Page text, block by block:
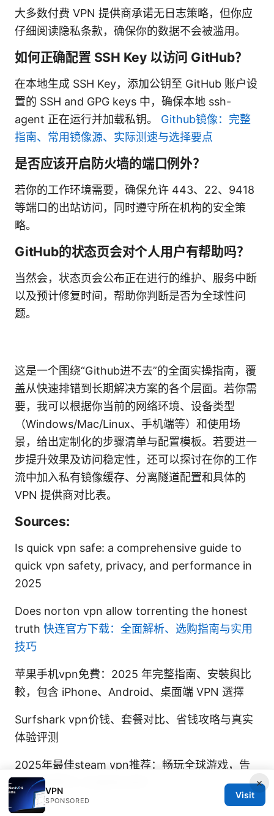
大多数付费 VPN 提供商承诺无日志策略，但你应
仔细阅读隐私条款，确保你的数据不会被滥用。
如何正确配置 SSH Key 以访问 GitHub？
在本地生成 SSH Key，添加公钥至 GitHub 账户设
置的 SSH and GPG keys 中，确保本地 ssh-
agent 正在运行并加载私钥。 Github镜像：完整
指南、常用镜像源、实际测速与选择要点
是否应该开启防火墙的端口例外？
若你的工作环境需要，确保允许 443、22、9418
等端口的出站访问，同时遵守所在机构的安全策
略。
GitHub的状态页会对个人用户有帮助吗？
当然会，状态页会公布正在进行的维护、服务中断
以及预计修复时间，帮助你判断是否为全球性问
题。
这是一个围绕“Github进不去”的全面实操指南，覆
盖从快速排错到长期解决方案的各个层面。若你需
要，我可以根据你当前的网络环境、设备类型
（Windows/Mac/Linux、手机端等）和使用场
景，给出定制化的步骤清单与配置模板。若要进一
步提升效果及访问稳定性，还可以探讨在你的工作
流中加入私有镜像缓存、分离隧道配置和具体的
VPN 提供商对比表。
Sources:
Is quick vpn safe: a comprehensive guide to
quick vpn safety, privacy, and performance in
2025
Does norton vpn allow torrenting the honest
truth 快连官方下载：全面解析、选购指南与实用
技巧
苹果手机vpn免費：2025 年完整指南、安裝與比
較，包含 iPhone、Android、桌面端 VPN 選擇
Surfshark vpn价钱、套餐对比、省钱攻略与真实
体验评测
2025年最佳steam vpn推荐：畅玩全球游戏，告
别区域限制与 高速隐私保护
×
VPN
SPONSORED
Visit